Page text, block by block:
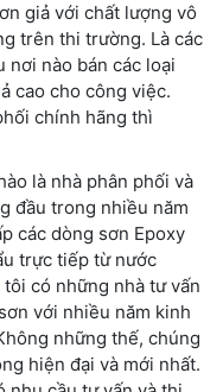
giả với chất lượng vô
trên thi trường. Là các
nơi nào bán các loại
cao cho công việc.
chính hãng thì
là nhà phân phối và
đầu trong nhiều năm
các dòng sơn Epoxy
trực tiếp từ nước
có những nhà tư vấn
với nhiều năm kinh
những thế, chúng
hiện đại và mới nhất.